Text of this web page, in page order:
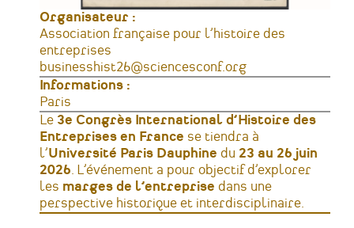
Organisateur :
Association française pour l’histoire des
entreprises
Courriel
businesshist26@sciencesconf.org
Informations :
Adresse
Paris
France
Le 3e Congrès International d’Histoire des
Entreprises en France se tiendra à
l’Université Paris Dauphine du 23 au 26 juin
2026. L’événement a pour objectif d’explorer
les marges de l’entreprise dans une
perspective historique et interdisciplinaire.